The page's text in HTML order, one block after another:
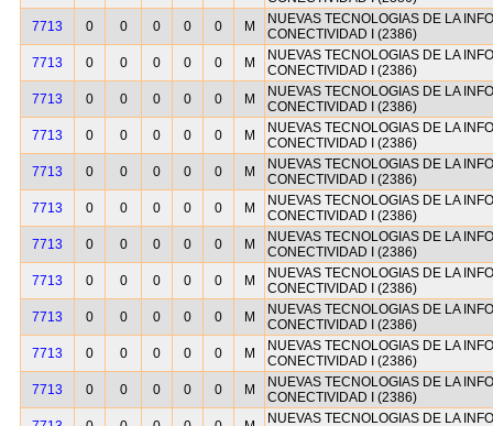
7713
0 0 0 0 0 M
NUEVAS TECNOLOGIAS DE LA
CONECTIVIDAD I (2386)
7713
0 0 0 0 0 M
NUEVAS TECNOLOGIAS DE LA
CONECTIVIDAD I (2386)
7713
0 0 0 0 0 M
NUEVAS TECNOLOGIAS DE LA
CONECTIVIDAD I (2386)
7713
0 0 0 0 0 M
NUEVAS TECNOLOGIAS DE LA
CONECTIVIDAD I (2386)
7713
0 0 0 0 0 M
NUEVAS TECNOLOGIAS DE LA
CONECTIVIDAD I (2386)
7713
0 0 0 0 0 M
NUEVAS TECNOLOGIAS DE LA
CONECTIVIDAD I (2386)
7713
0 0 0 0 0 M
NUEVAS TECNOLOGIAS DE LA
CONECTIVIDAD I (2386)
7713
0 0 0 0 0 M
NUEVAS TECNOLOGIAS DE LA
CONECTIVIDAD I (2386)
7713
0 0 0 0 0 M
NUEVAS TECNOLOGIAS DE LA
CONECTIVIDAD I (2386)
7713
0 0 0 0 0 M
NUEVAS TECNOLOGIAS DE LA
CONECTIVIDAD I (2386)
7713
0 0 0 0 0 M
NUEVAS TECNOLOGIAS DE LA
CONECTIVIDAD I (2386)
NUEVAS TECNOLOGIAS DE LA